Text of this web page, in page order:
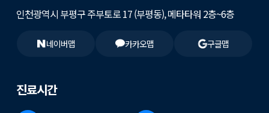
진료시간
인천광역시 부평구 주부토로 17 (부평동), 메타타워 2층~6층
네이버맵 카카오맵 구글맵